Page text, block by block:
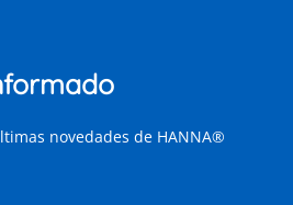
novedades de HANNA®